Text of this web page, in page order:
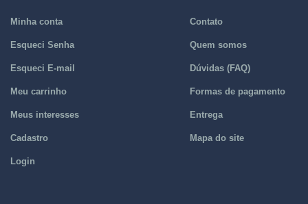
Minha conta
Esqueci Senha
Esqueci E-mail
Meu carrinho
Meus interesses
Cadastro
Login
Contato
Quem somos
Dúvidas (FAQ)
Formas de pagamento
Entrega
Mapa do site